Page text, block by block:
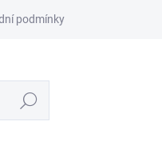
podmínky Podmínky
Hledat